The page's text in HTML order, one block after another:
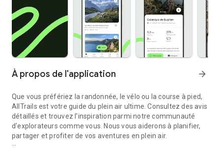
À propos de l'application arrow_forward
Que vous préfériez la randonnée, le vélo ou la course à pied,
AllTrails est votre guide du plein air ultime. Consultez des avis
détaillés et trouvez l'inspiration parmi notre communauté
d'explorateurs comme vous. Nous vous aiderons à planifier,
partager et profiter de vos aventures en plein air.